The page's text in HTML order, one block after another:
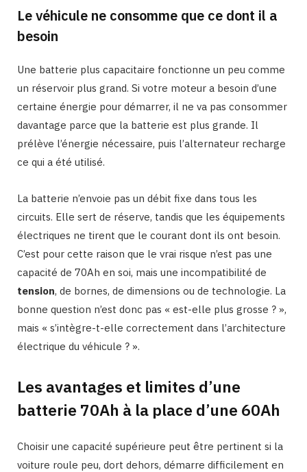
Le véhicule ne consomme que ce dont il a
besoin
Une batterie plus capacitaire fonctionne un peu comme
un réservoir plus grand. Si votre moteur a besoin d’une
certaine énergie pour démarrer, il ne va pas consommer
davantage parce que la batterie est plus grande. Il
prélève l’énergie nécessaire, puis l’alternateur recharge
ce qui a été utilisé.
La batterie n’envoie pas un débit fixe dans tous les
circuits. Elle sert de réserve, tandis que les équipements
électriques ne tirent que le courant dont ils ont besoin.
C’est pour cette raison que le vrai risque n’est pas une
capacité de 70Ah en soi, mais une incompatibilité de
tension, de bornes, de dimensions ou de technologie. La
bonne question n’est donc pas « est-elle plus grosse ? »,
mais « s’intègre-t-elle correctement dans l’architecture
électrique du véhicule ? ».
Les avantages et limites d’une
batterie 70Ah à la place d’une 60Ah
Choisir une capacité supérieure peut être pertinent si la
voiture roule peu, dort dehors, démarre difficilement en